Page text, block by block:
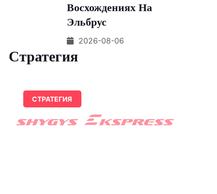
Восхождениях На
Эльбрус
2026-08-06
Стратегия
СТРАТЕГИЯ